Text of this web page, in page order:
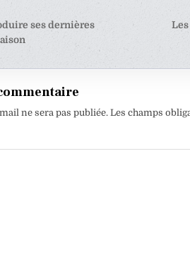
ses dernières
ne sera pas publiée. Les champs